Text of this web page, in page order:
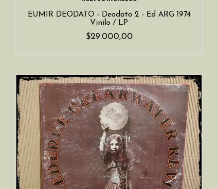
EUMIR DEODATO - Deodato 2 - Ed ARG 1974
Vinilo / LP
$29.000,00